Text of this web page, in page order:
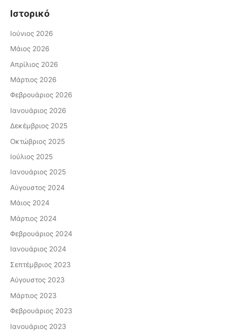
Ιστορικό
Ιούνιος 2026
Μάιος 2026
Απρίλιος 2026
Μάρτιος 2026
Φεβρουάριος 2026
Ιανουάριος 2026
Δεκέμβριος 2025
Οκτώβριος 2025
Ιούλιος 2025
Ιανουάριος 2025
Αύγουστος 2024
Μάιος 2024
Μάρτιος 2024
Φεβρουάριος 2024
Ιανουάριος 2024
Σεπτέμβριος 2023
Αύγουστος 2023
Μάρτιος 2023
Φεβρουάριος 2023
Ιανουάριος 2023